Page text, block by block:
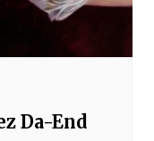
Da-End